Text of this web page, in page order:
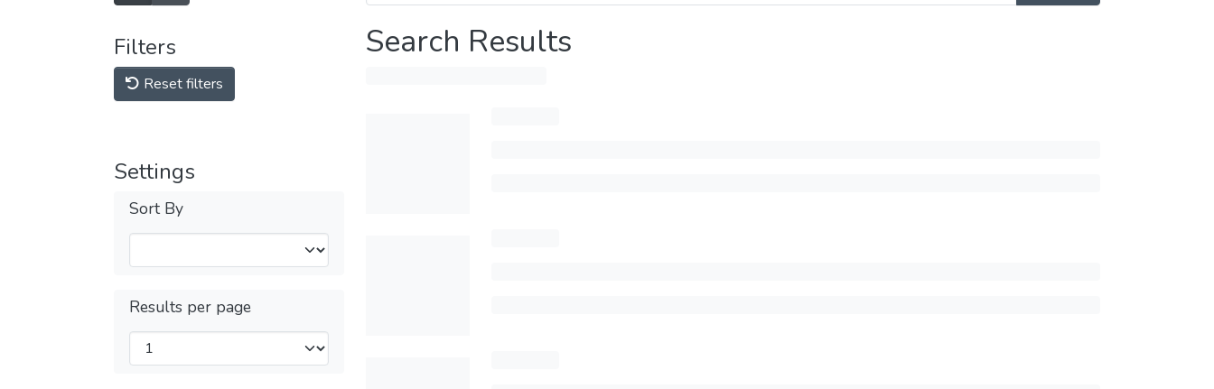
Filters
Reset filters
Settings
Sort By
Results per page
Search Results